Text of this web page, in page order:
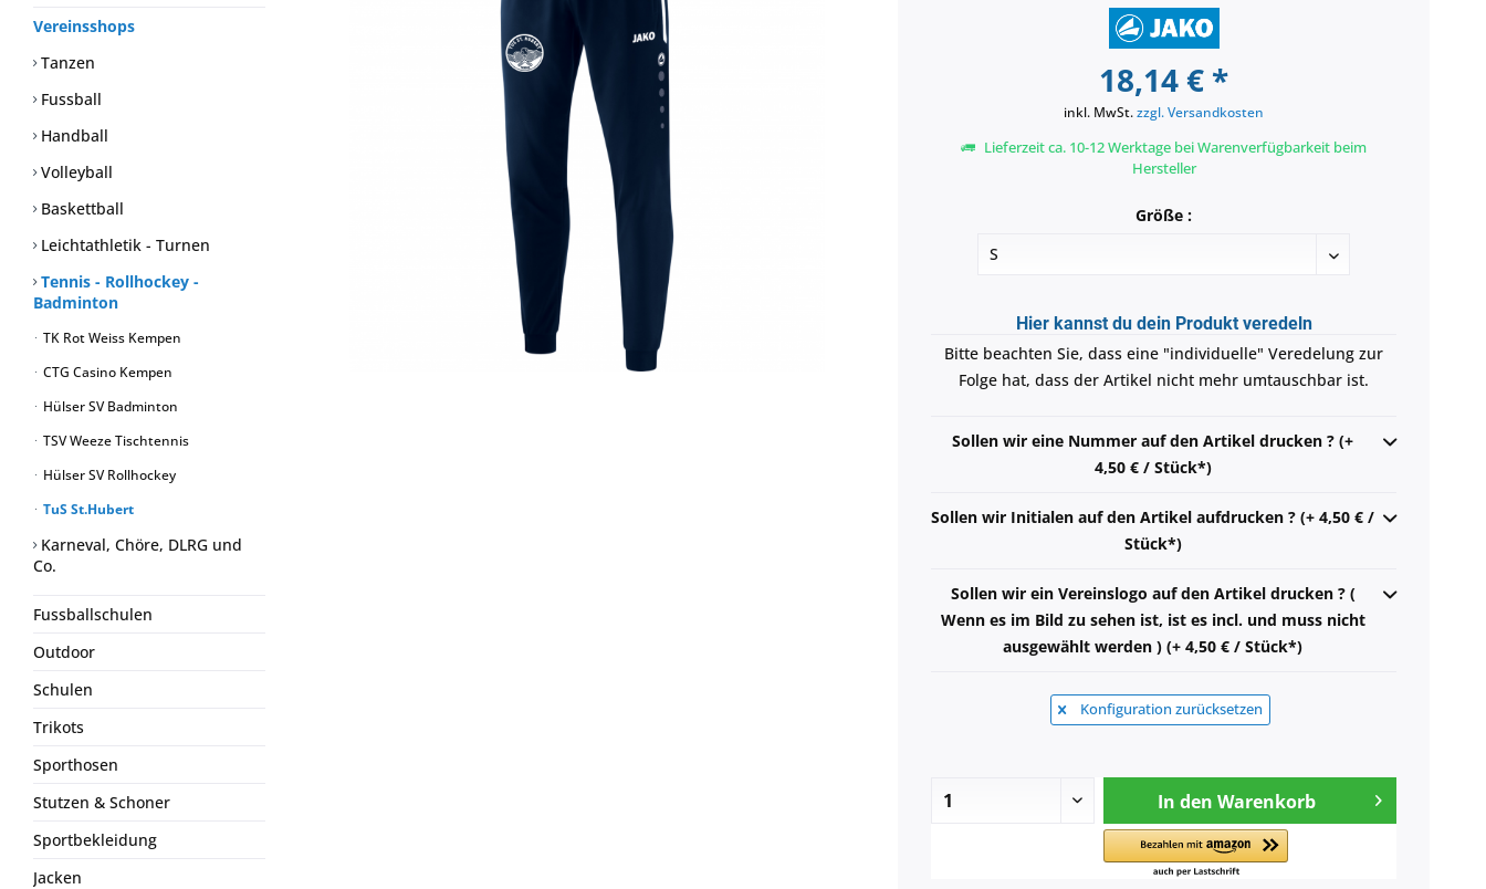
Vereinsshops
Tanzen
Fussball
Handball
Volleyball
Baskettball
Leichtathletik - Turnen
Tennis - Rollhockey -
Badminton
TK Rot Weiss Kempen
CTG Casino Kempen
Hülser SV Badminton
TSV Weeze Tischtennis
Hülser SV Rollhockey
TuS St.Hubert
Karneval, Chöre, DLRG und
Co.
Fussballschulen
Outdoor
Schulen
Trikots
Sporthosen
Stutzen & Schoner
Sportbekleidung
Jacken
18,14 € *
inkl. MwSt.zzgl. Versandkosten
Lieferzeit ca. 10-12 Werktage bei Warenverfügbarkeit beim
Hersteller
Größe :
Hier kannst du dein Produkt veredeln
Bitte beachten Sie, dass eine "individuelle" Veredelung zur
Folge hat, dass der Artikel nicht mehr umtauschbar ist.
Sollen wir eine Nummer auf den Artikel drucken ? (+
4,50 € / Stück*)
Sollen wir Initialen auf den Artikel aufdrucken ? (+ 4,50 € /
Stück*)
Sollen wir ein Vereinslogo auf den Artikel drucken ? (
Wenn es im Bild zu sehen ist, ist es incl. und muss nicht
ausgewählt werden ) (+ 4,50 € / Stück*)
Konfiguration zurücksetzen
In den Warenkorb